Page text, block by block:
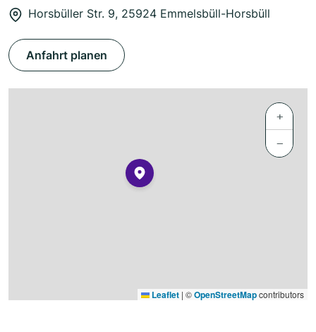
Horsbüller Str. 9, 25924 Emmelsbüll-Horsbüll
Anfahrt planen
+
−
Leaflet | ©OpenStreetMapcontributors